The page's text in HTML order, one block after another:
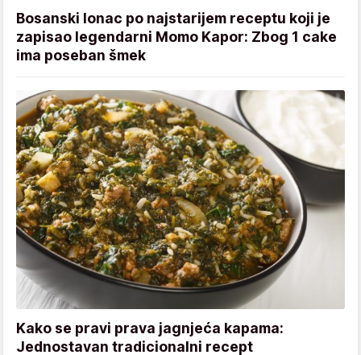
Bosanski lonac po najstarijem receptu koji je
zapisao legendarni Momo Kapor: Zbog 1 cake
ima poseban šmek
Kako se pravi prava jagnjeća kapama:
Jednostavan tradicionalni recept